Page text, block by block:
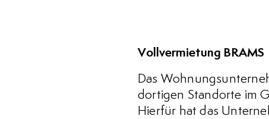
Vollvermietung BRAMS
Das
dortigen Standorte im
Hierfür hat das